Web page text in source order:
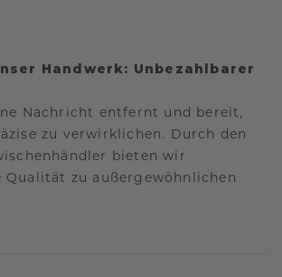
Handwerk: Unbezahlbarer
Nachricht entfernt und bereit,
zu verwirklichen. Durch den
bieten wir
zu außergewöhnlichen